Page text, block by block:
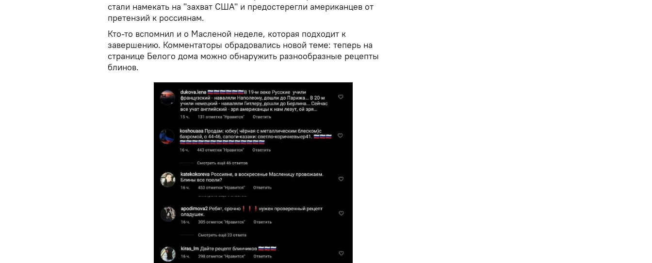
стали намекать на "захват США" и предостерегли американцев от
претензий к россиянам.
Кто-то вспомнил и о Масленой неделе, которая подходит к
завершению. Комментаторы обрадовались новой теме: теперь на
странице Белого дома можно обнаружить разнообразные рецепты
блинов.